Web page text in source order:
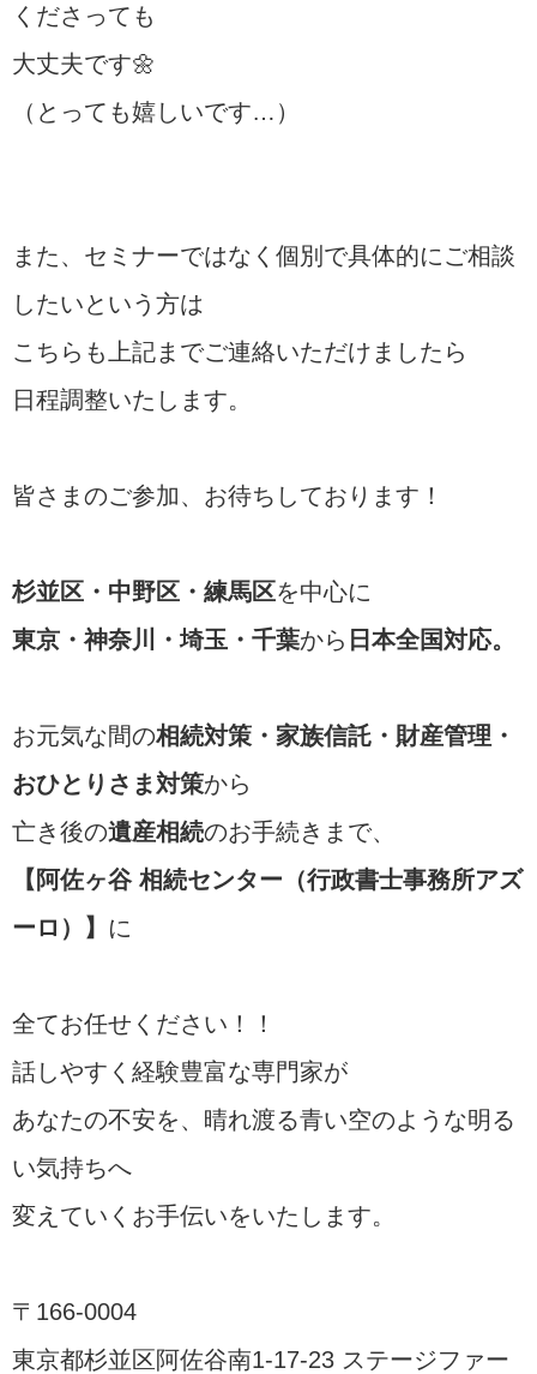
くださっても
大丈夫です🌼
（とっても嬉しいです…）
また、セミナーではなく個別で具体的にご相談
したいという方は
こちらも上記までご連絡いただけましたら
日程調整いたします。
皆さまのご参加、お待ちしております！
杉並区・中野区・練馬区を中心に
東京・神奈川・埼玉・千葉から 日本全国対応。
お元気な間の相続対策・家族信託・財産管理・
おひとりさま対策から
亡き後の遺産相続のお手続きまで、
【阿佐ヶ谷 相続センター（行政書士事務所アズ
ーロ）】 に
全てお任せください！！
話しやすく経験豊富な専門家が
あなたの不安を、晴れ渡る青い空のような明る
い気持ちへ
変えていくお手伝いをいたします。
〒166-0004
東京都杉並区阿佐谷南1-17-23 ステージファー